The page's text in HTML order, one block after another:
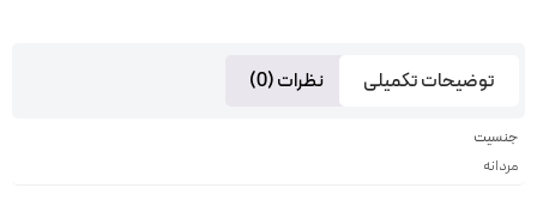
توضیحات تکمیلی نظرات (0)
جنسیت
مردانه